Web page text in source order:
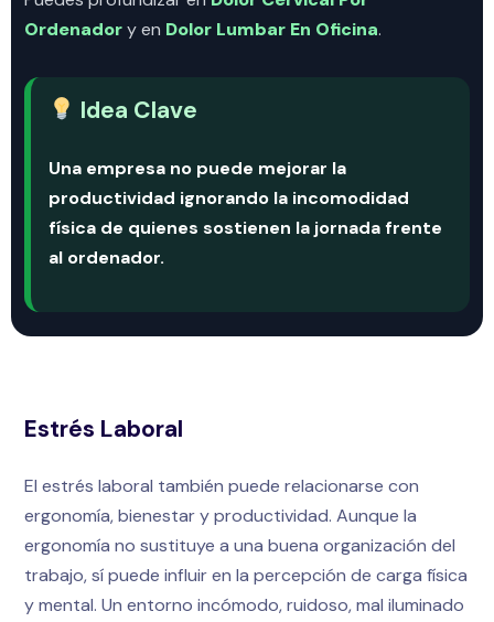
Ordenadory en Dolor Lumbar En Oficina.
Idea Clave
Una empresa no puede mejorar la
productividad ignorando la incomodidad
física de quienes sostienen la jornada frente
al ordenador.
Estrés Laboral
El estrés laboral también puede relacionarse con
ergonomía, bienestar y productividad. Aunque la
ergonomía no sustituye a una buena organización del
trabajo, sí puede influir en la percepción de carga física
y mental. Un entorno incómodo, ruidoso, mal iluminado